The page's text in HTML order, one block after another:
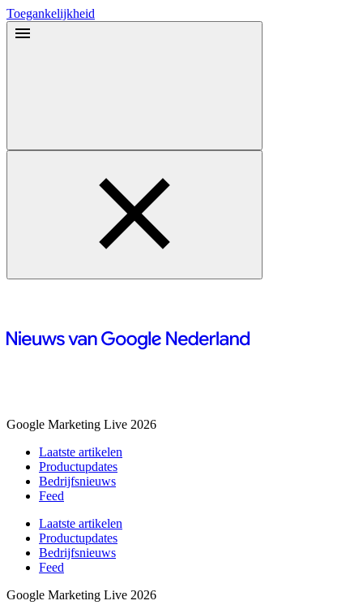
Toegankelijkheid
Google Marketing Live 2026
Laatste artikelen
Productupdates
Bedrijfsnieuws
Feed
Laatste artikelen
Productupdates
Bedrijfsnieuws
Feed
Google Marketing Live 2026